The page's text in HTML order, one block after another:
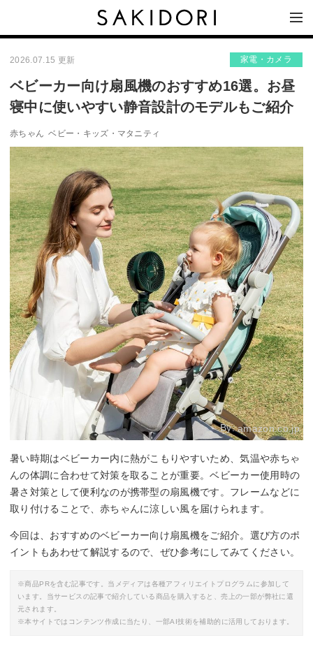
2026.07.15 更新 家電・カメラ
ベビーカー向け扇風機のおすすめ16選。お昼
寝中に使いやすい静音設計のモデルもご紹介
赤ちゃん ベビー・キッズ・マタニティ
By:amazon.co.jp
暑い時期はベビーカー内に熱がこもりやすいため、気温や赤ちゃ
んの体調に合わせて対策を取ることが重要。ベビーカー使用時の
暑さ対策として便利なのが携帯型の扇風機です。フレームなどに
取り付けることで、赤ちゃんに涼しい風を届けられます。
今回は、おすすめのベビーカー向け扇風機をご紹介。選び方のポ
イントもあわせて解説するので、ぜひ参考にしてみてください。
※商品PRを含む記事です。当メディアは各種アフィリエイトプログラムに参加して
います。当サービスの記事で紹介している商品を購入すると、売上の一部が弊社に還
元されます。
※本サイトではコンテンツ作成に当たり、一部AI技術を補助的に活用しております。